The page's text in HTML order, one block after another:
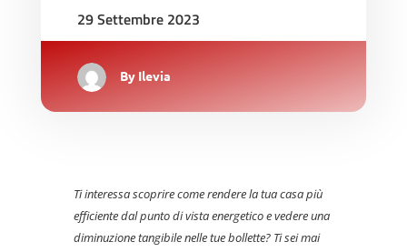
29 Settembre 2023
By Ilevia
Ti interessa scoprire come rendere la tua casa più
efficiente dal punto di vista energetico e vedere una
diminuzione tangibile nelle tue bollette? Ti sei mai